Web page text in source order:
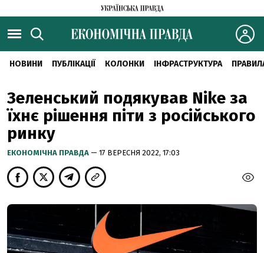
НОВИНИ ПУБЛІКАЦІЇ КОЛОНКИ ІНФРАСТРУКТУРА
Зеленський подякував Nike за
їхнє рішення піти з російського
ринку
ЕКОНОМІЧНА ПРАВДА — 17 ВЕРЕСНЯ 2022, 17:03